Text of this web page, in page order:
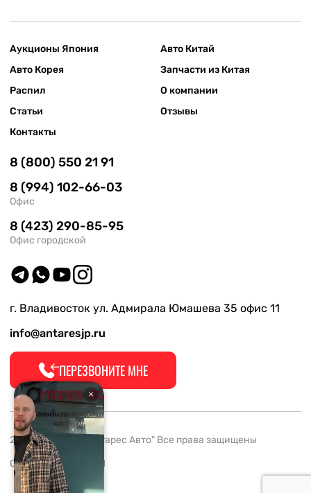
Аукционы Япония
Авто Китай
Авто Корея
Запчасти из Китая
Распил
О компании
Статьи
Отзывы
Контакты
8 (800) 550 21 91
8 (994) 102-66-03
Офис
8 (423) 290-85-95
Офис городской
г. Владивосток ул. Адмирала Юмашева 35 офис 11
info@antaresjp.ru
ПЕРЕЗВОНИТЕ МНЕ
2008-2026 ООО "Антарес Авто" Все права защищены
ОГРН 1132537005061